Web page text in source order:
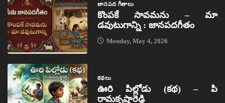
జానపద గీతాలు
కొంపకే సావమను – మా
డవుటుగాన్ని : జానపదగీతం
Monday, May 4, 2026
కథలు
ఊరి పిల్లోడు (కథ) – పి
రామకృష్ణారెడ్డి